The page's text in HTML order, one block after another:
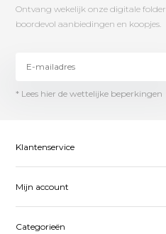
Ontvang wekelijk onze digitale folder
boordevol aanbiedingen en koopjes.
* Lees hier de wettelijke beperkingen
Klantenservice
Mijn account
Categorieën